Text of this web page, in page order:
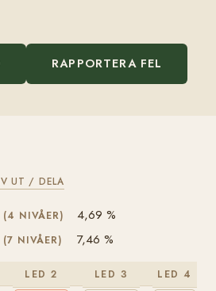
RAPPORTERA FEL
UT / DELA
(4 NIVÅER) 4,69 %
NIVÅER) 7,46 %
LED 2 LED 3 LED 4